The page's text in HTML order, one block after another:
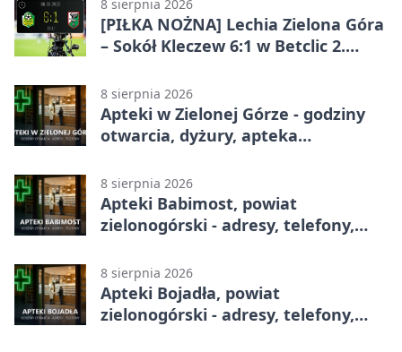
8 sierpnia 2026
[PIŁKA NOŻNA] Lechia Zielona Góra
– Sokół Kleczew 6:1 w Betclic 2.
urządzili sobie festiwal strzelecki
8 sierpnia 2026
Apteki w Zielonej Górze - godziny
otwarcia, dyżury, apteka
8 sierpnia 2026
Apteki Babimost, powiat
zielonogórski - adresy, telefony,
8 sierpnia 2026
Apteki Bojadła, powiat
zielonogórski - adresy, telefony,